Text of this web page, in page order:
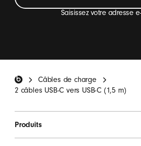
Saisissez votre adresse
occasionnelles.*
S'INSCRIRE
Câbles de charge
2 câbles USB-C vers USB-C (1,5 m)
Produits